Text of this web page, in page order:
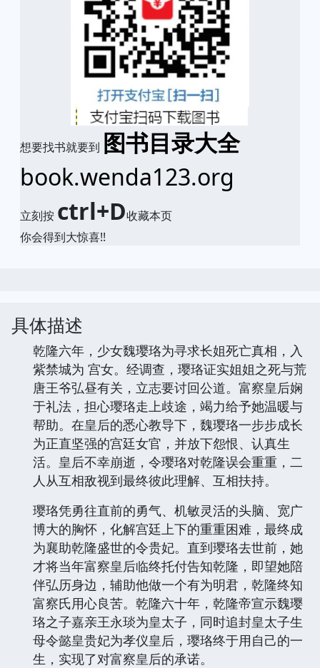
想要找书就要到 图书目录大全
book.wenda123.org
立刻按 ctrl+D收藏本页
你会得到大惊喜!!
具体描述
乾隆六年，少女魏璎珞为寻求长姐死亡真相，入
紫禁城为 宫女。经调查，璎珞证实姐姐之死与荒
唐王爷弘昼有关，立志要讨回公道。富察皇后娴
于礼法，担心璎珞走上歧途，竭力给予她温暖与
帮助。在皇后的悉心教导下，魏璎珞一步步成长
为正直坚强的宫廷女官，并放下怨恨、认真生
活。皇后不幸崩逝，令璎珞对乾隆误会重重，二
人从互相敌视到最终彼此理解、互相扶持。
璎珞凭勇往直前的勇气、机敏灵活的头脑、宽广
博大的胸怀，化解宫廷上下的重重困难，最终成
为襄助乾隆盛世的令贵妃。直到璎珞去世前，她
才将当年富察皇后临终托付告知乾隆，即望她陪
伴弘历身边，辅助他做一个有为明君，乾隆终知
富察氏用心良苦。乾隆六十年，乾隆帝宣示魏璎
珞之子嘉亲王永琰为皇太子，同时追封皇太子生
母令懿皇贵妃为孝仪皇后，璎珞终于用自己的一
生，实现了对富察皇后的承诺。